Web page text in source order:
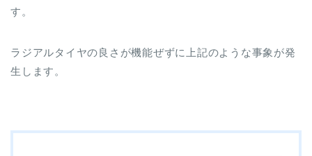
す。
ラジアルタイヤの良さが機能ぜずに上記のような事象が発
生します。